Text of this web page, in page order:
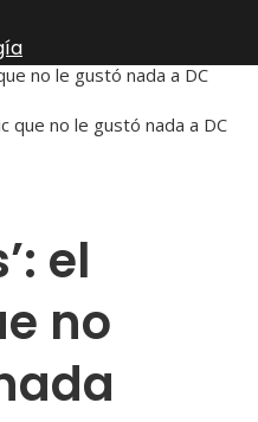
no le gustó nada a DC
el
no